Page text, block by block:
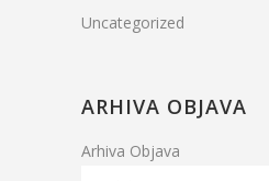
Uncategorized
ARHIVA OBJAVA
Arhiva Objava